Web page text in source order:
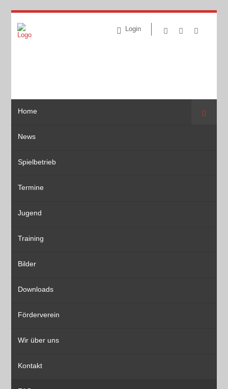
Login
Home
News
Spielbetrieb
Termine
Jugend
Training
Bilder
Downloads
Förderverein
Wir über uns
Kontakt
Suche